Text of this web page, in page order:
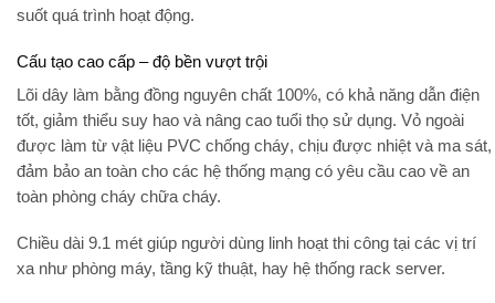
suốt quá trình hoạt động.
Cấu tạo cao cấp – độ bền vượt trội
Lõi dây làm bằng đồng nguyên chất 100%, có khả năng dẫn điện
tốt, giảm thiểu suy hao và nâng cao tuổi thọ sử dụng. Vỏ ngoài
được làm từ vật liệu PVC chống cháy, chịu được nhiệt và ma sát,
đảm bảo an toàn cho các hệ thống mạng có yêu cầu cao về an
toàn phòng cháy chữa cháy.
Chiều dài 9.1 mét giúp người dùng linh hoạt thi công tại các vị trí
xa như phòng máy, tầng kỹ thuật, hay hệ thống rack server.